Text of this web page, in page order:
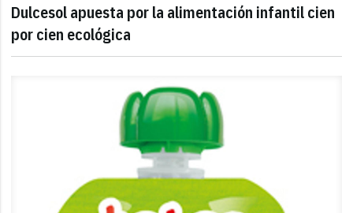
Dulcesol apuesta por la alimentación infantil cien
por cien ecológica